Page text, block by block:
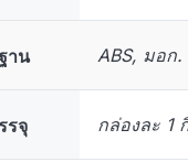
าน ABS, มอก.
รจุ กล่องละ 1